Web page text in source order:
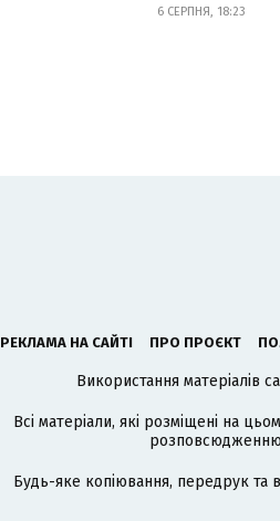
6 СЕРПНЯ, 18:23
РЕКЛАМА НА САЙТІ ПРО ПРОЄКТ
Використання матеріалів
Всі матеріали, які розміщені на
розповсюдженню
Будь-яке копіювання, передрук та